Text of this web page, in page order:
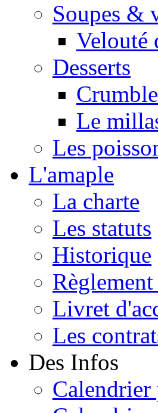
Soupes &
Velouté
Desserts
Le
Les
L'amaple
La charte
Les statuts
Historique
Livret
Les
Des Infos
Calendrier